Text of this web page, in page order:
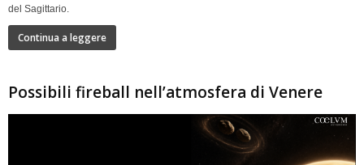
del Sagittario.
Continua a leggere
Possibili fireball nell’atmosfera di Venere